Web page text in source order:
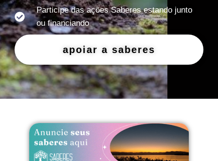
Participe das ações Saberes estando junto
ou financiando
apoiar a saberes